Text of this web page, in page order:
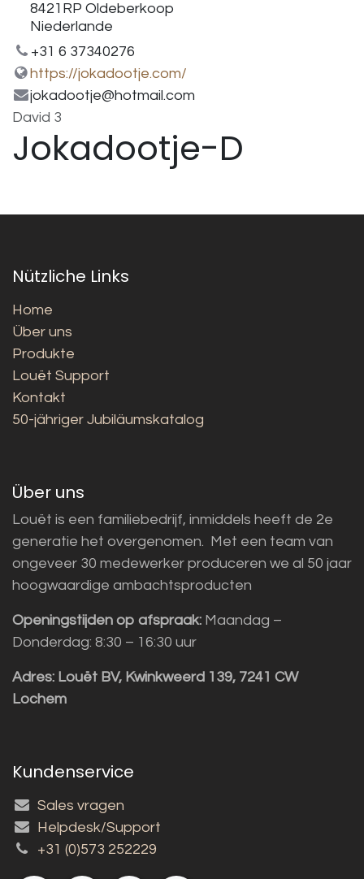
8421RP Oldeberkoop
Niederlande
+31 6 37340276
https://jokadootje.com/
jokadootje@hotmail.com
David 3
Jokadootje-D
Nützliche Links
Home
Über uns
Produkte
Louët Support
Kontakt
50-jähriger Jubiläumskatalog
Über uns
Louët is een familiebedrijf, inmiddels heeft de 2e
generatie het overgenomen. Met een team van
ongeveer 30 medewerker produceren we al 50 jaar
hoogwaardige ambachtsproducten
Openingstijden op afspraak: Maandag –
Donderdag: 8:30 – 16:30 uur
Adres: Louët BV, Kwinkweerd 139, 7241 CW
Lochem
Kundenservice
Sales vragen
Helpdesk/Support
+31 (0)573 252229